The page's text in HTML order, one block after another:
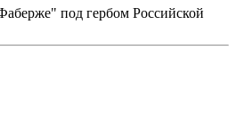
под гербом Российской